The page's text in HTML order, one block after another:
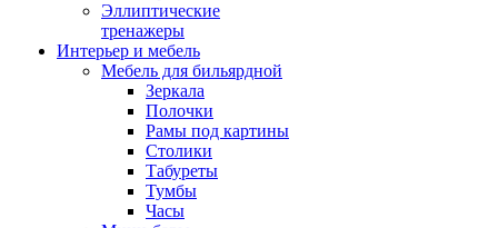
Эллиптические
тренажеры
Интерьер и мебель
Мебель для бильярдной
Зеркала
Полочки
Рамы под картины
Столики
Табуреты
Тумбы
Часы